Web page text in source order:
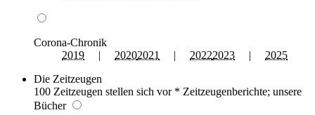
Corona-Chronik
2019 | 20202021 | 20222023 | 2025
Die Zeitzeugen
100 Zeitzeugen stellen sich vor * Zeitzeugenberichte; unsere
Bücher